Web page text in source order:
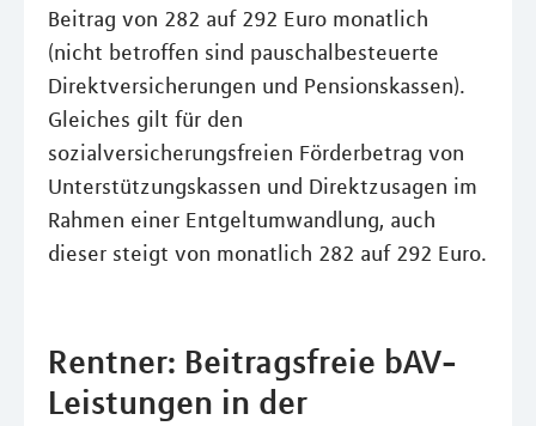
Beitrag von 282 auf 292 Euro monatlich
(nicht betroffen sind pauschalbesteuerte
Direktversicherungen und Pensionskassen).
Gleiches gilt für den
sozialversicherungsfreien Förderbetrag von
Unterstützungskassen und Direktzusagen im
Rahmen einer Entgeltumwandlung, auch
dieser steigt von monatlich 282 auf 292 Euro.
Rentner: Beitragsfreie bAV-
Leistungen in der